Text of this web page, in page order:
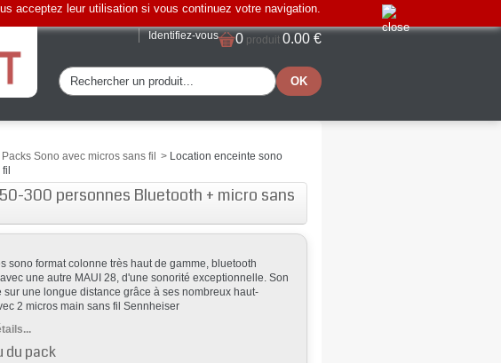
Identifiez-vous 0 produit 0.00 €
acceptez leur utilisation si vous continuez votre navigation.
Packs Sono avec micros sans fil > Location enceinte sono
300 personnes Bluetooth + micro sans
sono format colonne très haut de gamme, bluetooth
une autre MAUI 28, d'une sonorité exceptionnelle. Son
sur une longue distance grâce à ses nombreux haut-
2 micros main sans fil Sennheiser
du pack